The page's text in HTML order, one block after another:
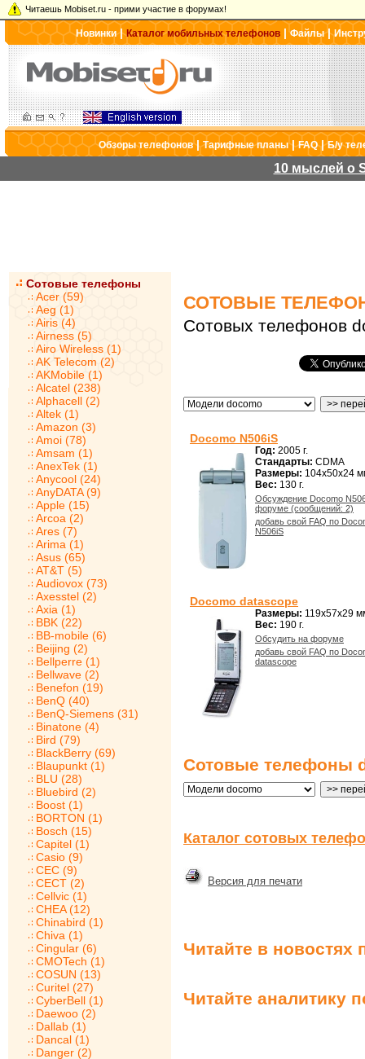
Читаешь Mobiset.ru - прими участие в форумах!
Новинки|Каталог мобильных телефонов |Файлы|
Обзоры телефонов|Тарифные планы|FAQ|Б/у
10 мыслей о
Сотовые телефоны
Acer (59)
Aeg (1)
Airis (4)
Airness (5)
Airo Wireless (1)
AK Telecom (2)
AKMobile (1)
Alcatel (238)
Alphacell (2)
Altek (1)
Amazon (3)
Amoi (78)
Amsam (1)
AnexTek (1)
Anycool (24)
AnyDATA (9)
Apple (15)
Arcoa (2)
Ares (7)
Arima (1)
Asus (65)
AT&T (5)
Audiovox (73)
Axesstel (2)
Axia (1)
BBK (22)
BB-mobile (6)
Beijing (2)
Bellperre (1)
Bellwave (2)
Benefon (19)
BenQ (40)
BenQ-Siemens (31)
Binatone (4)
Bird (79)
BlackBerry (69)
Blaupunkt (1)
BLU (28)
Bluebird (2)
Boost (1)
BORTON (1)
Bosch (15)
Capitel (1)
Casio (9)
CEC (9)
CECT (2)
Cellvic (1)
CHEA (12)
Chinabird (1)
Chiva (1)
Cingular (6)
CMOTech (1)
COSUN (13)
Curitel (27)
CyberBell (1)
Daewoo (2)
Dallab (1)
Dancal (1)
Danger (2)
СОТОВЫЕ
Сотовых телефонов
Docomo N506iS
Год: 2005 г.
Стандарты: CDMA
Размеры: 104x50x24
Вес: 130 г.
Обсуждение Docomo
форуме (сообщений: 2)
добавь свой FAQ по
N506iS
Docomo datascope
Размеры: 119x57x29
Вес: 190 г.
Обсудить на форуме
добавь свой FAQ по
datascope
Сотовые телефоны
Каталог сотовых
Версия для печати
Читайте в новостях
Читайте аналитику